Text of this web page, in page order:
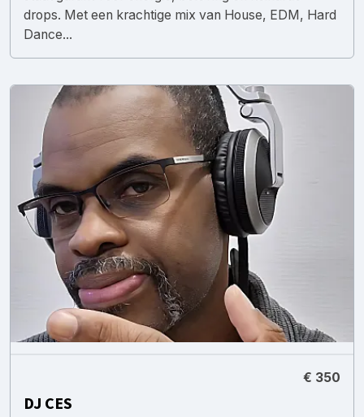
drops. Met een krachtige mix van House, EDM, Hard
Dance...
€ 350
DJ CES